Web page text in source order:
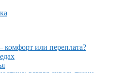
комфорт или переплата?